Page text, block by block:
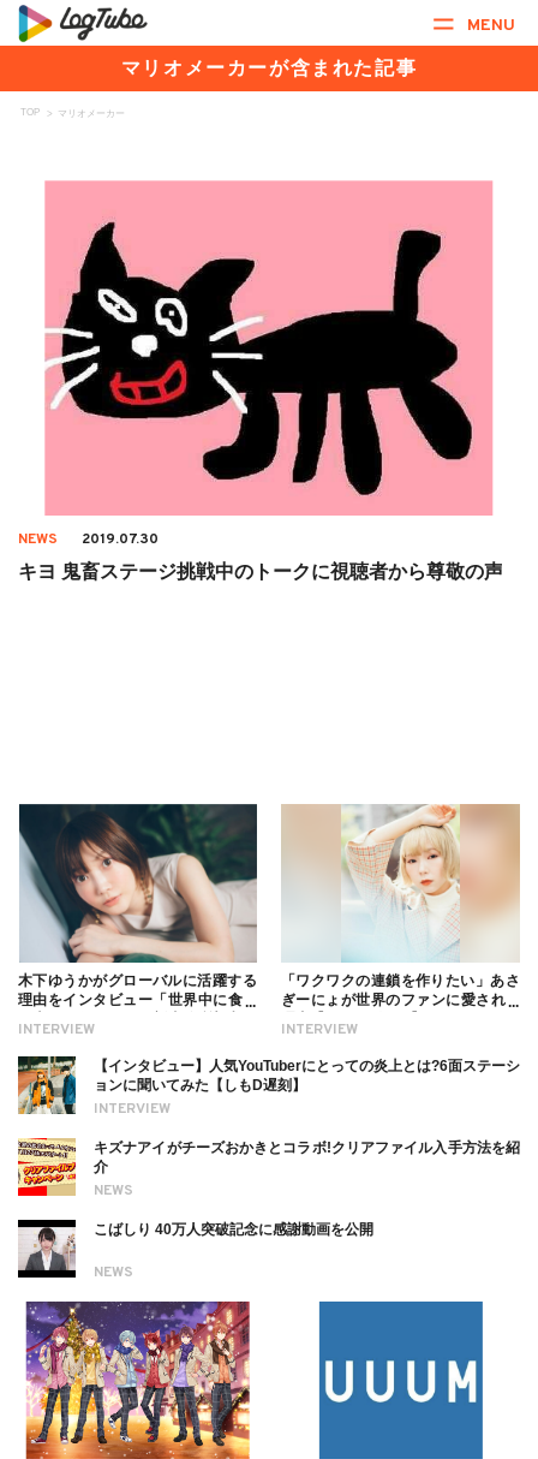
MENU
マリオメーカーが含まれた記事
TOP > マリオメーカー
NEWS 2019.07.30
キヨ 鬼畜ステージ挑戦中のトークに視聴者から尊敬の声
INTERVIEW
木下ゆうかがグローバルに活躍する
理由をインタビュー「世界中に食べ
ついても
INTERVIEW
「ワクワクの連鎖を作りたい」あさ
ぎーにょが世界のファンに愛される
INTERVIEW
【インタビュー】人気YouTuberにとっての炎上とは?6面ステーシ
ョンに聞いてみた【しもD遅刻】
NEWS
キズナアイがチーズおかきとコラボ!クリアファイル入手方法を紹
介
NEWS
こばしり 40万人突破記念に感謝動画を公開